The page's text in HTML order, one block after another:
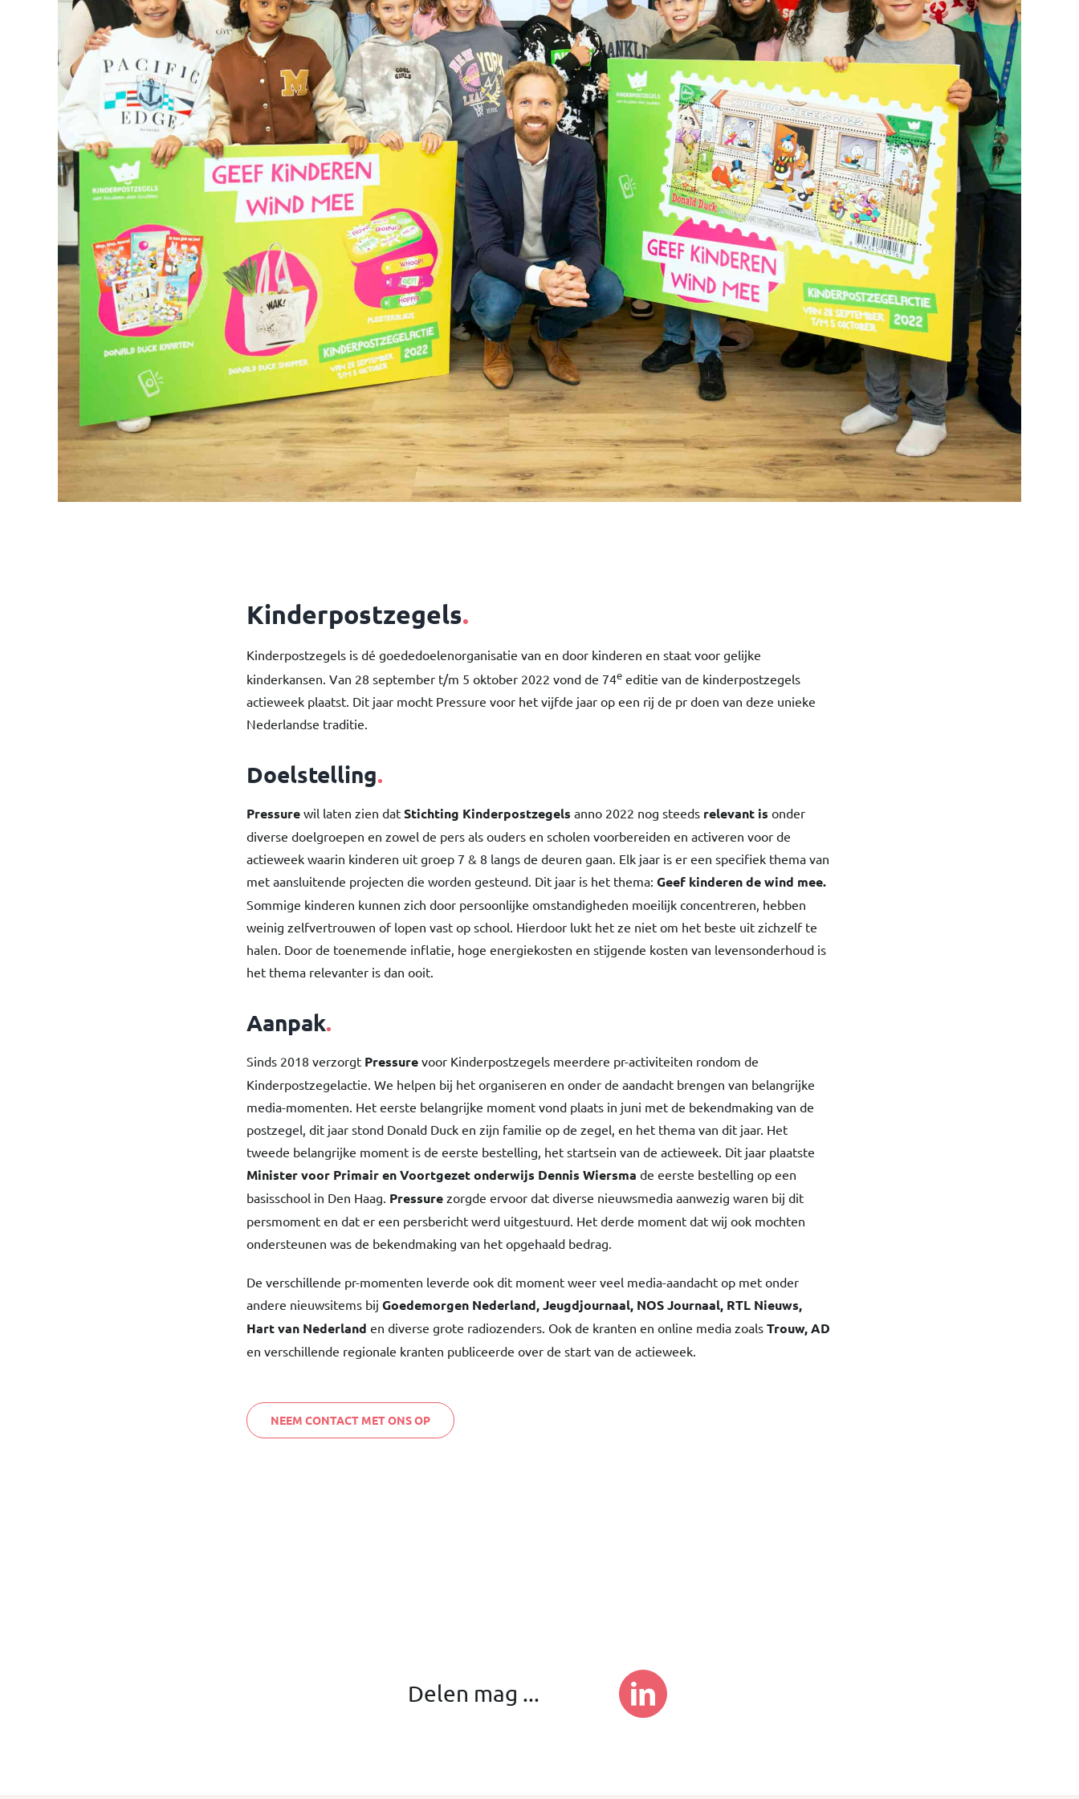
Kinderpostzegels.
Kinderpostzegels is dé goededoelenorganisatie van en door kinderen en staat voor gelijke
kinderkansen. Van 28 september t/m 5 oktober 2022 vond de 74eeditie van de kinderpostzegels
actieweek plaatst. Dit jaar mocht Pressure voor het vijfde jaar op een rij de pr doen van deze unieke
Nederlandse traditie.
Doelstelling.
Pressurewil laten zien dat Stichting Kinderpostzegels anno 2022 nog steeds relevant is onder
diverse doelgroepen en zowel de pers als ouders en scholen voorbereiden en activeren voor de
actieweek waarin kinderen uit groep 7 & 8 langs de deuren gaan. Elk jaar is er een specifiek thema van
met aansluitende projecten die worden gesteund. Dit jaar is het thema: Geef kinderen de wind mee.
Sommige kinderen kunnen zich door persoonlijke omstandigheden moeilijk concentreren, hebben
weinig zelfvertrouwen of lopen vast op school. Hierdoor lukt het ze niet om het beste uit zichzelf te
halen. Door de toenemende inflatie, hoge energiekosten en stijgende kosten van levensonderhoud is
het thema relevanter is dan ooit.
Aanpak.
Sinds 2018 verzorgt Pressurevoor Kinderpostzegels meerdere pr-activiteiten rondom de
Kinderpostzegelactie. We helpen bij het organiseren en onder de aandacht brengen van belangrijke
media-momenten. Het eerste belangrijke moment vond plaats in juni met de bekendmaking van de
postzegel, dit jaar stond Donald Duck en zijn familie op de zegel, en het thema van dit jaar. Het
tweede belangrijke moment is de eerste bestelling, het startsein van de actieweek. Dit jaar plaatste
Minister voor Primair en Voortgezet onderwijs Dennis Wiersma de eerste bestelling op een
basisschool in Den Haag. Pressure zorgde ervoor dat diverse nieuwsmedia aanwezig waren bij dit
persmoment en dat er een persbericht werd uitgestuurd. Het derde moment dat wij ook mochten
ondersteunen was de bekendmaking van het opgehaald bedrag.
De verschillende pr-momenten leverde ook dit moment weer veel media-aandacht op met onder
andere nieuwsitems bij Goedemorgen Nederland, Jeugdjournaal, NOS Journaal, RTL Nieuws,
Hart van Nederland en diverse grote radiozenders. Ook de kranten en online media zoals Trouw, AD
en verschillende regionale kranten publiceerde over de start van de actieweek.
NEEM CONTACT MET ONS OP
Delen mag ...